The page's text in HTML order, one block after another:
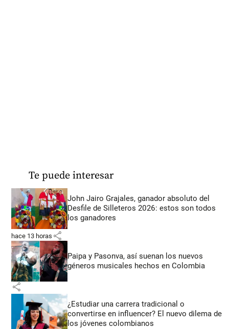
Te puede interesar
John Jairo Grajales, ganador absoluto del
Desfile de Silleteros 2026: estos son todos
los ganadores
hace 13 horas share
Paipa y Pasonva, así suenan los nuevos
géneros musicales hechos en Colombia
share
¿Estudiar una carrera tradicional o
convertirse en influencer? El nuevo dilema de
los jóvenes colombianos